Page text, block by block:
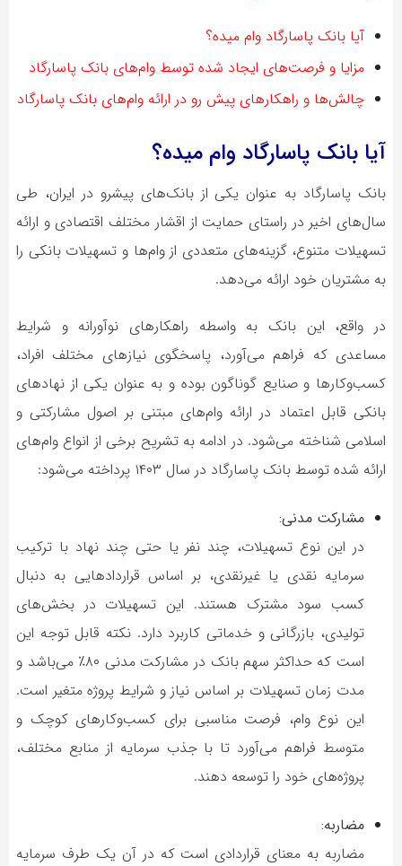
آیا بانک پاسارگاد وام میده؟
مزایا و فرصت‌های ایجاد شده توسط وام‌های بانک پاسارگاد
چالش‌ها و راهکارهای پیش رو در ارائه وام‌های بانک پاسارگاد
آیا بانک پاسارگاد وام میده؟
بانک پاسارگاد به عنوان یکی از بانک‌های پیشرو در ایران، طی
سال‌های اخیر در راستای حمایت از اقشار مختلف اقتصادی و ارائه
تسهیلات متنوع، گزینه‌های متعددی از وام‌ها و تسهیلات بانکی را
به مشتریان خود ارائه می‌دهد.
در واقع، این بانک به واسطه راهکارهای نوآورانه و شرایط
مساعدی که فراهم می‌آورد، پاسخگوی نیازهای مختلف افراد،
کسب‌وکارها و صنایع گوناگون بوده و به عنوان یکی از نهادهای
بانکی قابل اعتماد در ارائه وام‌های مبتنی بر اصول مشارکتی و
اسلامی شناخته می‌شود. در ادامه به تشریح برخی از انواع وام‌های
ارائه شده توسط بانک پاسارگاد در سال ۱۴۰۳ پرداخته می‌شود:
مشارکت مدنی:
در این نوع تسهیلات، چند نفر یا حتی چند نهاد با ترکیب
سرمایه نقدی یا غیرنقدی، بر اساس قراردادهایی به دنبال
کسب سود مشترک هستند. این تسهیلات در بخش‌های
تولیدی، بازرگانی و خدماتی کاربرد دارد. نکته قابل توجه این
است که حداکثر سهم بانک در مشارکت مدنی ۸۰٪ می‌باشد و
مدت زمان تسهیلات بر اساس نیاز و شرایط پروژه متغیر است.
این نوع وام، فرصت مناسبی برای کسب‌وکارهای کوچک و
متوسط فراهم می‌آورد تا با جذب سرمایه از منابع مختلف،
پروژه‌های خود را توسعه دهند.
مضاربه:
مضاربه به معنای قراردادی است که در آن یک طرف سرمایه